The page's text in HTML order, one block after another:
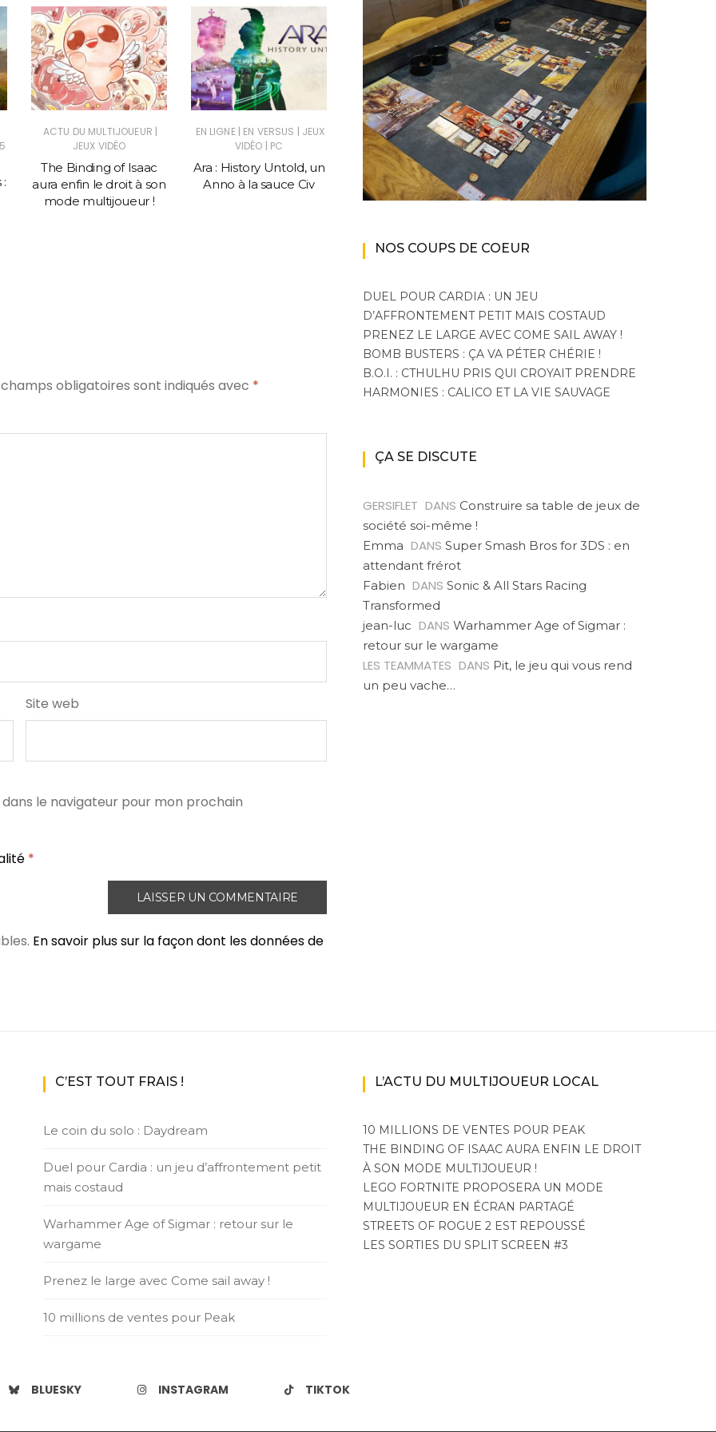
ACTU DU MULTIJOUEUR |
JEUX VIDÉO
The Binding of Isaac
aura enfin le droit à son
mode multijoueur !
EN LIGNE | EN VERSUS | JEUX
VIDÉO | PC
Ara : History Untold, un
Anno à la sauce Civ
ACTU DU MULTIJOUEUR|
JEUX VIDÉO
10 millions de ventes
pour Peak
A VENIR|EN COOP'
LIGNE
|JEUX VIDÉO |PC
|XBOX SERIES X|S
Monster Hunter Wilds :
bêtes et beta
champs obligatoires sont indiqués avec *
Site web
le navigateur pour mon prochain
*
En savoir plus sur la façon dont les données de
NOS COUPS DE COEUR
DUEL POUR CARDIA : UN JEU
D’AFFRONTEMENT PETIT MAIS COSTAUD
PRENEZ LE LARGE AVEC COME SAIL AWAY !
BOMB BUSTERS : ÇA VA PÉTER CHÉRIE !
B.O.I. : CTHULHU PRIS QUI CROYAIT PRENDRE
HARMONIES : CALICO ET LA VIE SAUVAGE
ÇA SE DISCUTE
GERSIFLET DANS Construire sa table de jeux de
société soi-même !
Emma DANS Super Smash Bros for 3DS : en
attendant frérot
Fabien DANS Sonic & All Stars Racing
Transformed
jean-luc DANS Warhammer Age of Sigmar :
retour sur le wargame
LES TEAMMATES DANS Pit, le jeu qui vous rend
un peu vache…
C’EST TOUT FRAIS !
Le coin du solo : Daydream
Duel pour Cardia : un jeu d’affrontement petit
mais costaud
Warhammer Age of Sigmar : retour sur le
wargame
Prenez le large avec Come sail away !
10 millions de ventes pour Peak
L’ACTU DU MULTIJOUEUR LOCAL
10 MILLIONS DE VENTES POUR PEAK
THE BINDING OF ISAAC AURA ENFIN LE DROIT
À SON MODE MULTIJOUEUR !
LEGO FORTNITE PROPOSERA UN MODE
MULTIJOUEUR EN ÉCRAN PARTAGÉ
STREETS OF ROGUE 2 EST REPOUSSÉ
LES SORTIES DU SPLIT SCREEN #3
BLUESKY INSTAGRAM TIKTOK